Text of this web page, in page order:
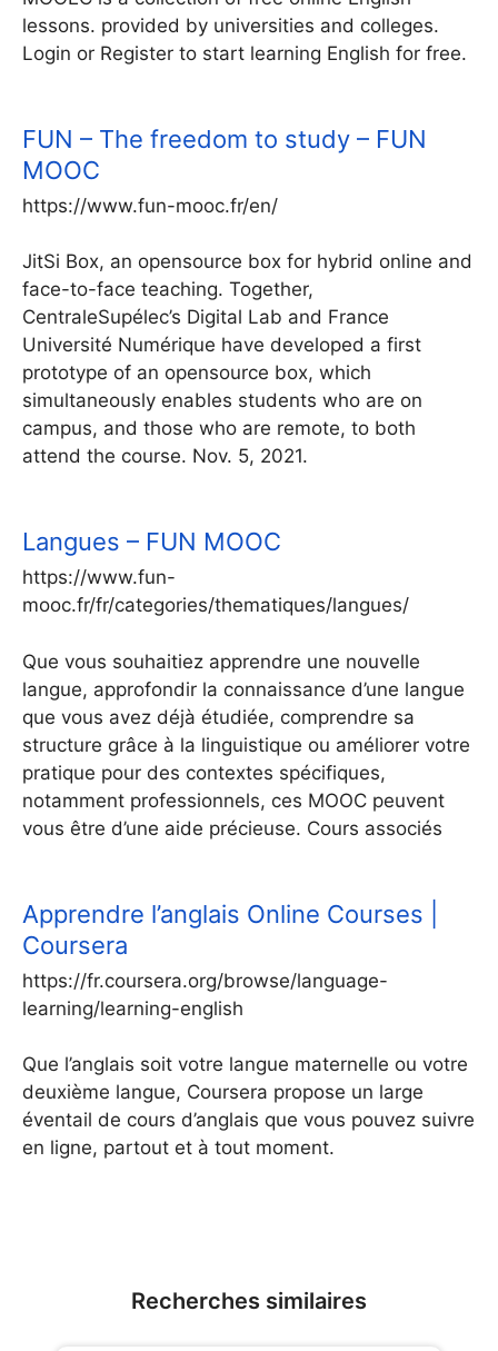
lessons. provided by universities and colleges.
Login or Register to start learning English for free.
FUN – The freedom to study – FUN
MOOC
https://www.fun-mooc.fr/en/
JitSi Box, an opensource box for hybrid online and
face-to-face teaching. Together,
CentraleSupélec’s Digital Lab and France
Université Numérique have developed a first
prototype of an opensource box, which
simultaneously enables students who are on
campus, and those who are remote, to both
attend the course. Nov. 5, 2021.
Langues – FUN MOOC
https://www.fun-
mooc.fr/fr/categories/thematiques/langues/
Que vous souhaitiez apprendre une nouvelle
langue, approfondir la connaissance d’une langue
que vous avez déjà étudiée, comprendre sa
structure grâce à la linguistique ou améliorer votre
pratique pour des contextes spécifiques,
notamment professionnels, ces MOOC peuvent
vous être d’une aide précieuse. Cours associés
Apprendre l’anglais Online Courses |
Coursera
https://fr.coursera.org/browse/language-
learning/learning-english
Que l’anglais soit votre langue maternelle ou votre
deuxième langue, Coursera propose un large
éventail de cours d’anglais que vous pouvez suivre
en ligne, partout et à tout moment.
Recherches similaires